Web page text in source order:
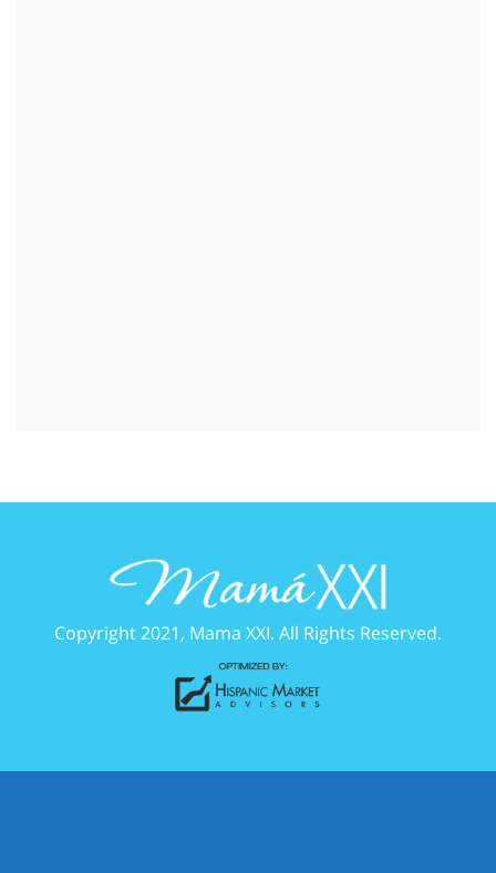
Copyright 2021, Mama XXI. All Rights Reserved.